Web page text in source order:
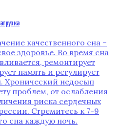
качественного сна –
здоровье. Во время сна
ремонтирует
память и регулирует
Хронический недосып
проблем, от ослабления
риска сердечных
Стремитесь к 7-9
сна каждую ночь.